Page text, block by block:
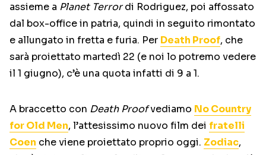
assieme a Planet Terrordi Rodriguez, poi affossato
dal box-office in patria, quindi in seguito rimontato
e allungato in fretta e furia. Per Death Proof, che
sarà proiettato martedì 22 (e noi lo potremo vedere
il 1 giugno), c’è una quota infatti di 9 a 1.
A braccetto con Death Proofvediamo No Country
for Old Men, l’attesissimo nuovo film dei fratelli
Coen che viene proiettato proprio oggi. Zodiac,